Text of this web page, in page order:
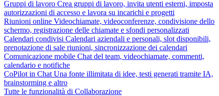
Gruppi di lavoro Crea gruppi di lavoro, invita utenti esterni, imposta
autorizzazioni di accesso e lavora su incarichi e progetti
Riunioni online Videochiamate, videoconferenze, condivisione dello
schermo, registrazione delle chiamate e sfondi personalizzati
Calendari condivisi Calendari aziendali e personali, slot disponibili,
prenotazione di sale riunioni, sincronizzazione dei calendari
Comunicazione mobile Chat del team, videochiamate, commenti,
calendario e notifiche
CoPilot in Chat Una fonte illimitata di idee, testi generati tramite IA,
brainstorming e altro
Tutte le funzionalità di Collaborazione